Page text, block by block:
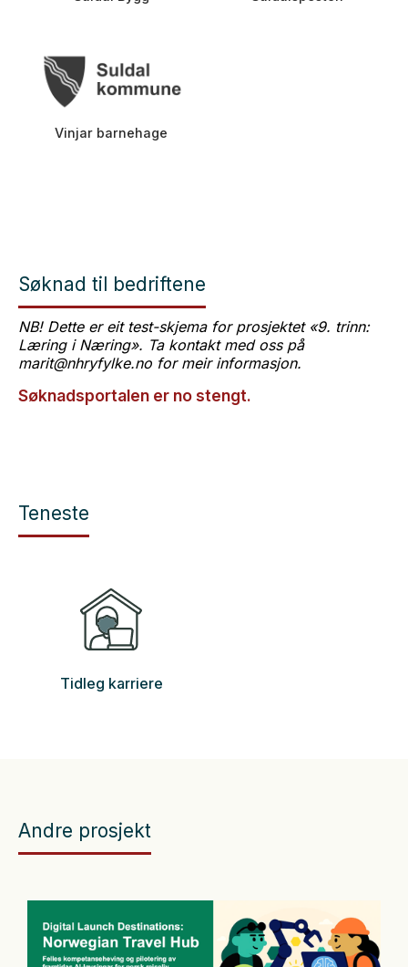
Vinjar barnehage
Søknad til bedriftene
NB! Dette er eit test-skjema for prosjektet «9. trinn:
Læring i Næring». Ta kontakt med oss på
marit@nhryfylke.no for meir informasjon.
Søknadsportalen er no stengt.
Teneste
Tidleg karriere
Andre prosjekt